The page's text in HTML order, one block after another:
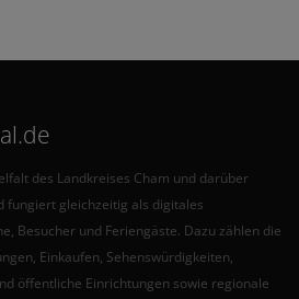
des Landkreises Cham und darüber
fungiert gleichzeitig als digitales
Besucher und Feriengäste. Dazu zählen die
Einkaufen, Sehenswürdigkeiten,
öffentliche Einrichtungen sowie regionale